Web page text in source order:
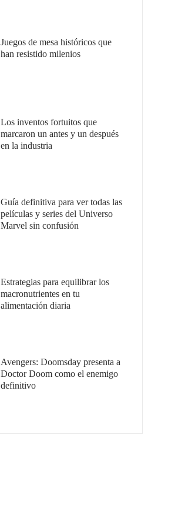
Juegos de mesa históricos que
han resistido milenios
Los inventos fortuitos que
marcaron un antes y un después
en la industria
Guía definitiva para ver todas las
películas y series del Universo
Marvel sin confusión
Estrategias para equilibrar los
macronutrientes en tu
alimentación diaria
Avengers: Doomsday presenta a
Doctor Doom como el enemigo
definitivo